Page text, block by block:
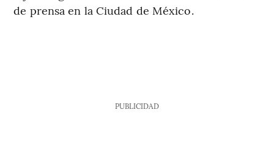
de prensa en la Ciudad de México.
PUBLICIDAD